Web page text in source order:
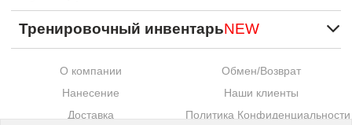
Тренировочный инвентарьNEW
О компании
Нанесение
Доставка
Обмен/Возврат
Наши клиенты
Политика Конфиденциальности